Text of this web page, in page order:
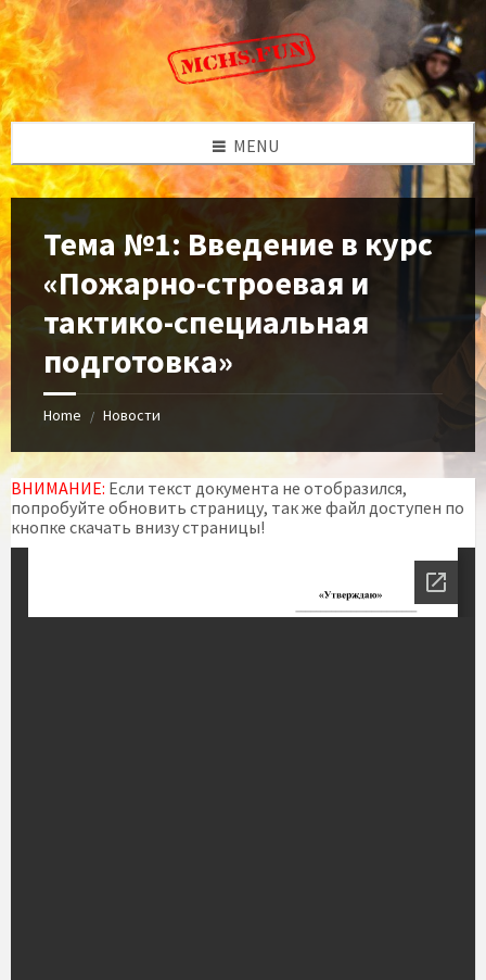
Skip
to
content
Skip
to
left
sidebar
Skip
to
footer
MENU
Тема №1: Введение в курс
«Пожарно-строевая и
тактико-специальная
подготовка»
Home / Новости
ВНИМАНИЕ: Если текст документа не отобразился,
попробуйте обновить страницу, так же файл доступен по
кнопке скачать внизу страницы!